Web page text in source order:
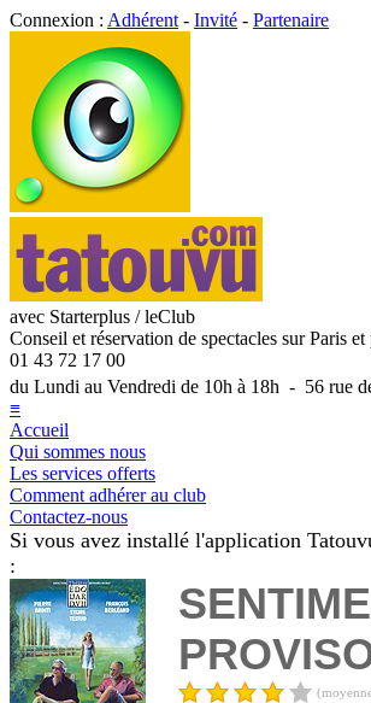
Connexion : Adhérent - Invité - Partenaire
avec Starterplus / leClub
Conseil et réservation de spectacles sur Paris
01 43 72 17 00
du Lundi au Vendredi de 10h à 18h - 56 rue
≡
Accueil
Qui sommes nous
Les services offerts
Comment adhérer au club
Contactez-nous
Si vous avez installé l'application
: